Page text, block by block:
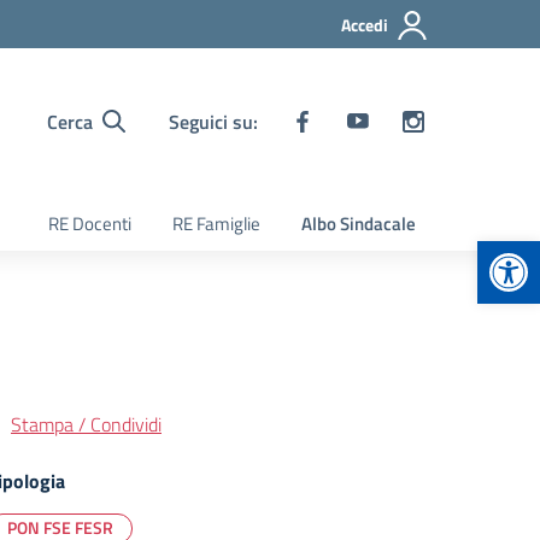
Accedi
Cerca Seguici su:
RE Docenti RE Famiglie Albo Sindacale
Stampa / Condividi
PON FSE FESR